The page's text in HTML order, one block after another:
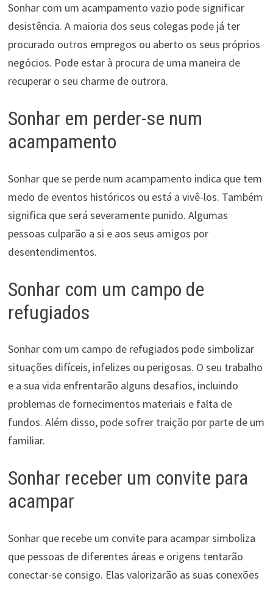
Sonhar com um acampamento vazio pode significar
desistência. A maioria dos seus colegas pode já ter
procurado outros empregos ou aberto os seus próprios
negócios. Pode estar à procura de uma maneira de
recuperar o seu charme de outrora.
Sonhar em perder-se num
acampamento
Sonhar que se perde num acampamento indica que tem
medo de eventos históricos ou está a vivê-los. Também
significa que será severamente punido. Algumas
pessoas culparão a si e aos seus amigos por
desentendimentos.
Sonhar com um campo de
refugiados
Sonhar com um campo de refugiados pode simbolizar
situações difíceis, infelizes ou perigosas. O seu trabalho
e a sua vida enfrentarão alguns desafios, incluindo
problemas de fornecimentos materiais e falta de
fundos. Além disso, pode sofrer traição por parte de um
familiar.
Sonhar receber um convite para
acampar
Sonhar que recebe um convite para acampar simboliza
que pessoas de diferentes áreas e origens tentarão
conectar-se consigo. Elas valorizarão as suas conexões